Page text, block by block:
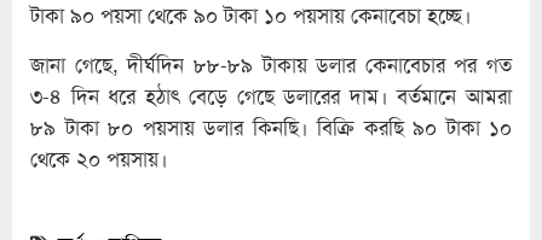
টাকা ৯০ পয়সা থেকে ৯০ টাকা ১০ পয়সায় কেনাবেচা হচ্ছে।
জানা গেছে, দীর্ঘদিন ৮৮-৮৯ টাকায় ডলার কেনাবেচার পর গত
৩-৪ দিন ধরে হঠাৎ বেড়ে গেছে ডলারের দাম। বর্তমানে আমরা
৮৯ টাকা ৮০ পয়সায় ডলার কিনছি। বিক্রি করছি ৯০ টাকা ১০
থেকে ২০ পয়সায়।